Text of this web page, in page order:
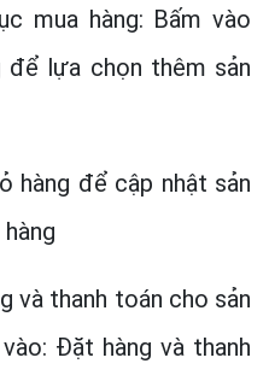
mua hàng: Bấm vào
để lựa chọn thêm sản
hàng để cập nhật sản
và thanh toán cho sản
Đặt hàng và thanh